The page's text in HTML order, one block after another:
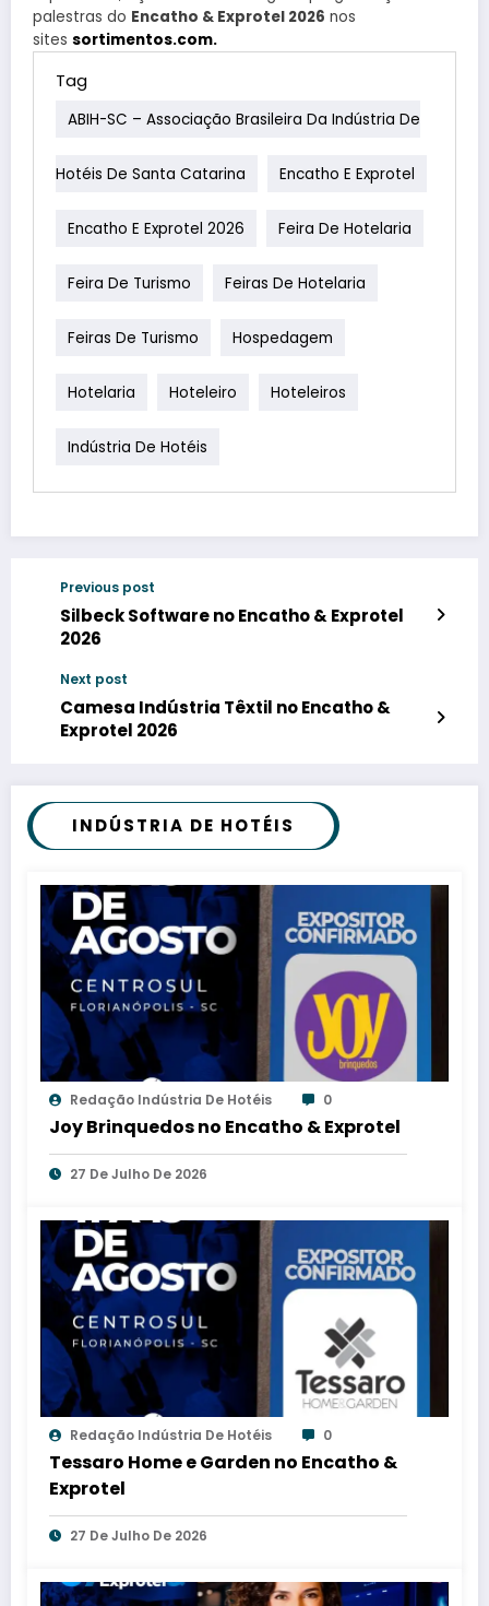
palestras do Encatho & Exprotel 2026 nos
sites sortimentos.com.
Tag
ABIH-SC – Associação Brasileira Da Indústria De
Hotéis De Santa Catarina Encatho E Exprotel
Encatho E Exprotel 2026 Feira De Hotelaria
Feira De Turismo Feiras De Hotelaria
Feiras De Turismo Hospedagem
Hotelaria Hoteleiro Hoteleiros
Indústria De Hotéis
Previous post
Silbeck Software no Encatho & Exprotel
2026
Next post
Camesa Indústria Têxtil no Encatho &
Exprotel 2026
INDÚSTRIA DE HOTÉIS
Redação Indústria De Hotéis 0
Joy Brinquedos no Encatho & Exprotel
27 De Julho De 2026
Redação Indústria De Hotéis 0
Tessaro Home e Garden no Encatho &
Exprotel
27 De Julho De 2026